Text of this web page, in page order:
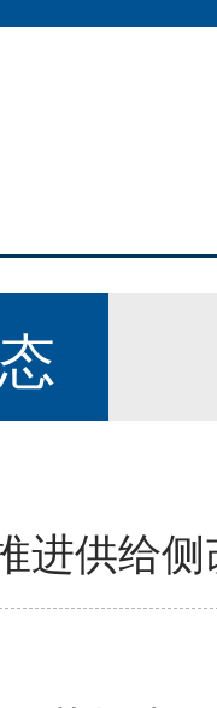
进供给